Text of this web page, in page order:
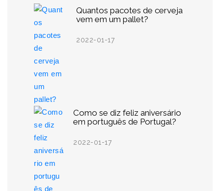
Quantos pacotes de cerveja
vem em um pallet?
2022-01-17
Como se diz feliz aniversário
em português de Portugal?
2022-01-17